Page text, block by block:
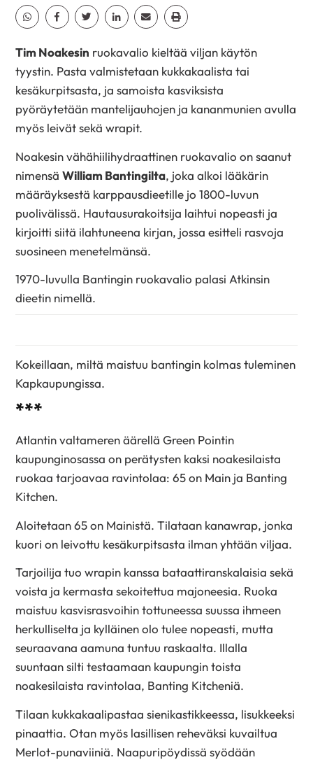
Jaa Whatsapp
Jaa Facebook
Jaa TwitterJaa Linkedin
Jaa EmailJaa Print
Tim Noakesin ruokavalio kieltää viljan käytön
tyystin. Pasta valmistetaan kukkakaalista tai
kesäkurpitsasta, ja samoista kasviksista
pyöräytetään mantelijauhojen ja kananmunien avulla
myös leivät sekä wrapit.
Noakesin vähähiilihydraattinen ruokavalio on saanut
nimensäWilliam Bantingilta, joka alkoi lääkärin
määräyksestä karppausdieetille jo 1800-luvun
puolivälissä. Hautausurakoitsija laihtui nopeasti ja
kirjoitti siitä ilahtuneena kirjan, jossa esitteli rasvoja
suosineen menetelmänsä.
1970-luvulla Bantingin ruokavalio palasi Atkinsin
dieetin nimellä.
Kokeillaan, miltä maistuu bantingin kolmas tuleminen
Kapkaupungissa.
***
Atlantin valtameren äärellä Green Pointin
kaupunginosassa on perätysten kaksi noakesilaista
ruokaa tarjoavaa ravintolaa: 65 on Main ja Banting
Kitchen.
Aloitetaan 65 on Mainistä. Tilataan kanawrap, jonka
kuori on leivottu kesäkurpitsasta ilman yhtään viljaa.
Tarjoilija tuo wrapin kanssa bataattiranskalaisia sekä
voista ja kermasta sekoitettua majoneesia. Ruoka
maistuu kasvisrasvoihin tottuneessa suussa ihmeen
herkulliselta ja kylläinen olo tulee nopeasti, mutta
seuraavana aamuna tuntuu raskaalta. Illalla
suuntaan silti testaamaan kaupungin toista
noakesilaista ravintolaa, Banting Kitcheniä.
Tilaan kukkakaalipastaa sienikastikkeessa, lisukkeeksi
pinaattia. Otan myös lasillisen reheväksi kuvailtua
Merlot-punaviiniä. Naapuripöydissä syödään